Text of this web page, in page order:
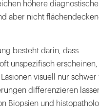
höhere diagnostische
aber nicht
besteht darin, dass
unspezifisch erscheinen,
visuell nur schwer
differenzieren
Biopsien und